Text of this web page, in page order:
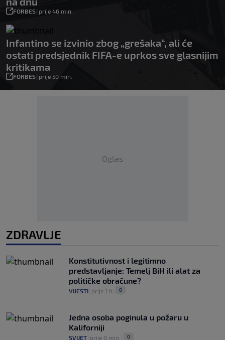
FORBES| prije 46 min.
Infantino se izvinio zbog „grešaka“, ali će
ostati predsjednik FIFA-e uprkos sve glasnijim
kritikama
FORBES| prije 50 min.
Oglas
ZDRAVLJE
Konstitutivnost i legitimno
predstavljanje: Temelj BiH ili alat za
političke obračune?
VIJESTI prije 1 h 0
Jedna osoba poginula u požaru u
Kaliforniji
SVIJET prije 0 min. 0